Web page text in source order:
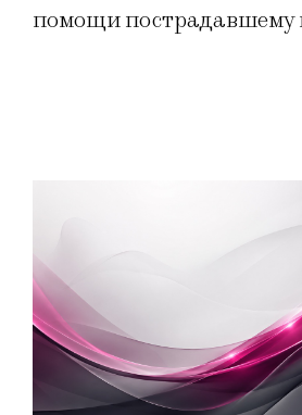
помощи пострадавшему